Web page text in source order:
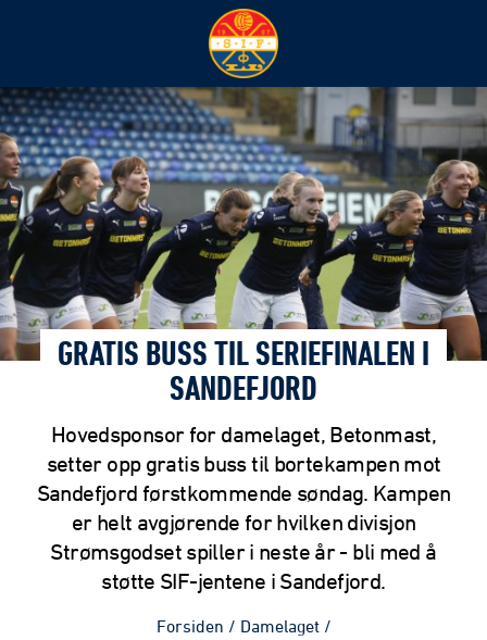
GRATIS BUSS TIL SERIEFINALEN I
SANDEFJORD
Hovedsponsor for damelaget, Betonmast,
setter opp gratis buss til bortekampen mot
Sandefjord førstkommende søndag. Kampen
er helt avgjørende for hvilken divisjon
Strømsgodset spiller i neste år - bli med å
støtte SIF-jentene i Sandefjord.
Forsiden / Damelaget /